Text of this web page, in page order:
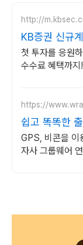
http://
KB증권 신규
식쿠폰 최대 5
첫 투자를 응원
수수료 혜택까
https://
쉽고 똑똑한
GPS, 비콘을 이용한 출
자사 그룹웨어